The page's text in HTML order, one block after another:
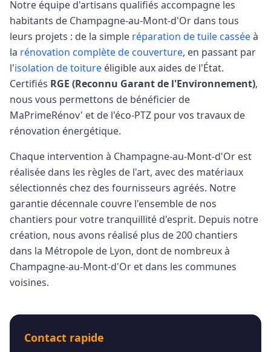
Notre équipe d'artisans qualifiés accompagne les
habitants de Champagne-au-Mont-d'Or dans tous
leurs projets : de la simple réparation de tuile casséeà
la rénovation complète de couverture, en passant par
l'isolation de toiture éligible aux aides de l'État.
Certifiés RGE (Reconnu Garant de l'Environnement),
nous vous permettons de bénéficier de
MaPrimeRénov' et de l'éco-PTZ pour vos travaux de
rénovation énergétique.
Chaque intervention à Champagne-au-Mont-d'Or est
réalisée dans les règles de l'art, avec des matériaux
sélectionnés chez des fournisseurs agréés. Notre
garantie décennale couvre l'ensemble de nos
chantiers pour votre tranquillité d'esprit. Depuis notre
création, nous avons réalisé plus de 200 chantiers
dans la Métropole de Lyon, dont de nombreux à
Champagne-au-Mont-d'Or et dans les communes
voisines.
Contact rapide